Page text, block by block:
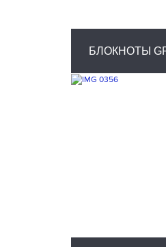
БЛОКНОТЫ